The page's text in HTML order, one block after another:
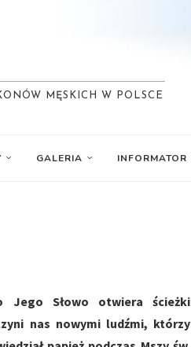
MĘSKICH W POLSCE
GALERIA INFORMATOR
Jego Słowo otwiera ścieżki
nas nowymi ludźmi, którzy